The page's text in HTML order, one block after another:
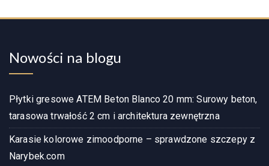
Nowości na blogu
Płytki gresowe ATEM Beton Blanco 20 mm: Surowy beton,
tarasowa trwałość 2 cm i architektura zewnętrzna
Karasie kolorowe zimoodporne – sprawdzone szczepy z
Narybek.com